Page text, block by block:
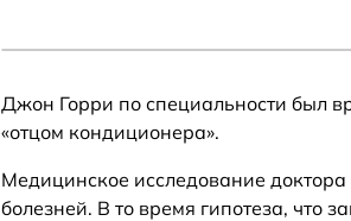
Джон Горри по специальности был
«отцом кондиционера».
Медицинское исследование
болезней. В то время гипотеза, что